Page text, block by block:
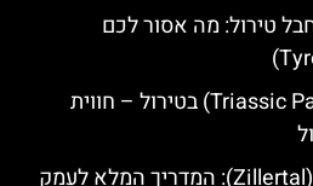
טירול: מה אסור לכם
פארק הדינוזאורים (Triassic Park) בטירול – חווית
אטרקציות בעמק צילר (Zillertal): המדריך המלא לעמק